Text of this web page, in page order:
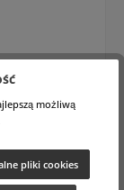
możliwą
pliki cookies